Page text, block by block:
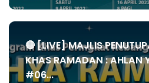
🔴 [LIVE] MAJLIS
KHAS RAMADAN : AHLAN
#06...